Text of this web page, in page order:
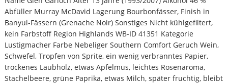
Abfüller Murray McDavid Lagerung Bourbonfässer, Finish in
Banyul-Fässern (Grenache Noir) Sonstiges Nicht kühlgefiltert,
kein Farbstoff Region Highlands WB-ID 41351 Kategorie
Lustigmacher Farbe Nebeliger Southern Comfort Geruch Wein,
Schwefel, Tropfen von Sprite, ein wenig verbranntes Papier,
trockenes Laubholz, etwas Apfelmus, leichtes Rosenaroma,
Stachelbeere, grüne Paprika, etwas Milch, später fruchtig, bleibt